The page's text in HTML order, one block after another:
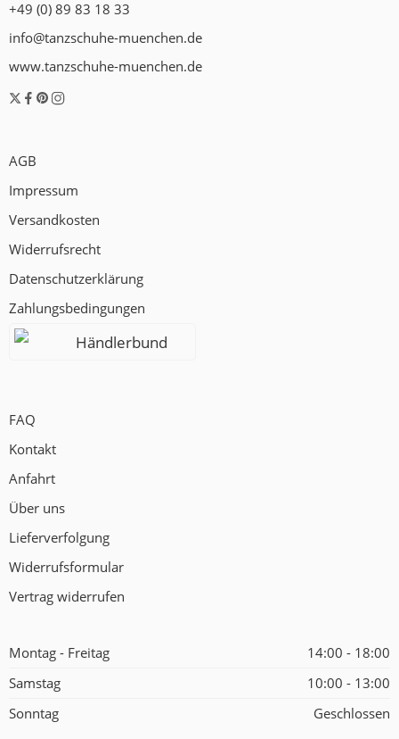
+49 (0) 89 83 18 33
info@tanzschuhe-muenchen.de
www.tanzschuhe-muenchen.de
AGB
Impressum
Versandkosten
Widerrufsrecht
Datenschutzerklärung
Zahlungsbedingungen
Händlerbund
FAQ
Kontakt
Anfahrt
Über uns
Lieferverfolgung
Widerrufsformular
Vertrag widerrufen
Montag - Freitag
14:00 - 18:00
Samstag
10:00 - 13:00
Sonntag
Geschlossen